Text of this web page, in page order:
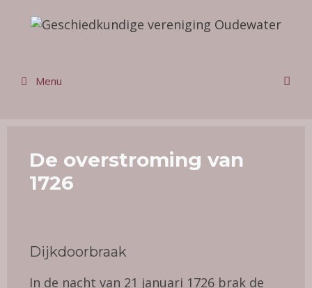
Menu
De overstroming van
1726
Dijkdoorbraak
In de nacht van 21 januari 1726 brak de